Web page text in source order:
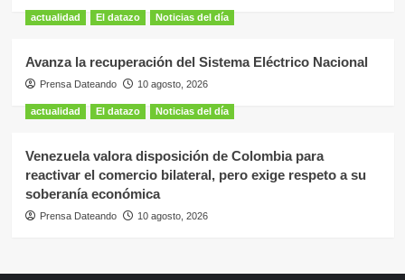
actualidad El datazo Noticias del día
Avanza la recuperación del Sistema Eléctrico Nacional
Prensa Dateando 10 agosto, 2026
actualidad El datazo Noticias del día
Venezuela valora disposición de Colombia para
reactivar el comercio bilateral, pero exige respeto a su
soberanía económica
Prensa Dateando 10 agosto, 2026